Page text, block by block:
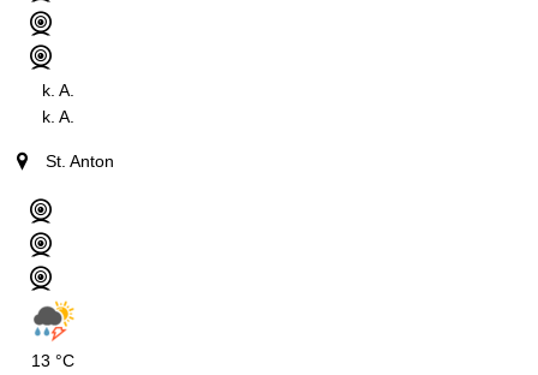
k. A.
k. A.
St. Anton
13 °C